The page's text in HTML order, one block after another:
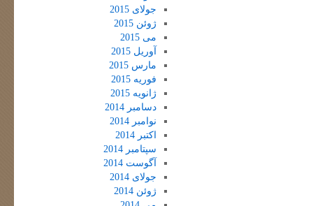
جولای 2015
ژوئن 2015
می 2015
آوریل 2015
مارس 2015
فوریه 2015
ژانویه 2015
دسامبر 2014
نوامبر 2014
اکتبر 2014
سپتامبر 2014
آگوست 2014
جولای 2014
ژوئن 2014